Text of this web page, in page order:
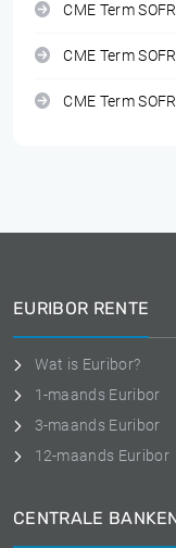
CME Term
CME Term
CME Term
EURIBOR RENTE
Wat is Euribor?
1-maands Euribor
3-maands Euribor
12-maands Euribor
CENTRALE